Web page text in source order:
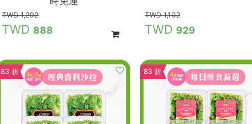
1,202
888
1,102
929
83 折 83 折